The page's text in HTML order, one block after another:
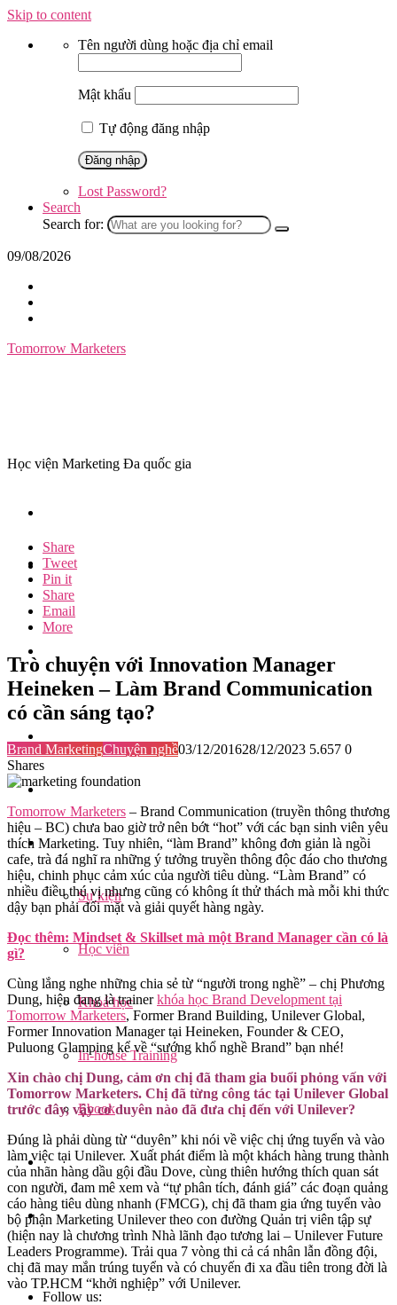
Skip to content
Tên người dùng hoặc địa chỉ email
Mật khẩu
Tự động đăng nhập
Lost Password?
Search
Search for:
09/08/2026
Tomorrow Marketers
Học viện Marketing Đa quốc gia
Sự kiện
Học viên
Khoá học
In-house Training
Ebook
Follow us:
Share
Tweet
Pin it
Share
Email
More
Trò chuyện với Innovation Manager
Heineken – Làm Brand Communication
có cần sáng tạo?
Brand MarketingChuyện nghề03/12/201628/12/2023 5.657 0
Shares
Tomorrow Marketers – Brand Communication (truyền thông thương
hiệu – BC) chưa bao giờ trở nên bớt “hot” với các bạn sinh viên yêu
thích Marketing. Tuy nhiên, “làm Brand” không đơn giản là ngồi
cafe, trà đá nghĩ ra những ý tưởng truyền thông độc đáo cho thương
hiệu, chinh phục cảm xúc của người tiêu dùng. “Làm Brand” có
nhiều điều thú vị nhưng cũng có không ít thử thách mà mỗi khi thức
dậy bạn phải đối mặt và giải quyết hàng ngày.
Đọc thêm: Mindset & Skillset mà một Brand Manager cần có là
gì?
Cùng lắng nghe những chia sẻ từ “người trong nghề” – chị Phương
Dung, hiện đang là trainerkhóa học Brand Development tại
Tomorrow Marketers, Former Brand Building, Unilever Global,
Former Innovation Manager tại Heineken, Founder & CEO,
Puluong Glamping kể về “sướng khổ nghề Brand” bạn nhé!
Xin chào chị Dung, cảm ơn chị đã tham gia buổi phỏng vấn với
Tomorrow Marketers. Chị đã từng công tác tại Unilever Global
trước đây, vậy cơ duyên nào đã đưa chị đến với Unilever?
Đúng là phải dùng từ “duyên” khi nói về việc chị ứng tuyển và vào
làm việc tại Unilever. Xuất phát điểm là một khách hàng trung thành
của nhãn hàng dầu gội đầu Dove, cùng thiên hướng thích quan sát
con người, đam mê xem và “tự phân tích, đánh giá” các đoạn quảng
cáo hàng tiêu dùng nhanh (FMCG), chị đã tham gia ứng tuyển vào
bộ phận Marketing Unilever theo con đường Quản trị viên tập sự
(hiện nay là chương trình Nhà lãnh đạo tương lai – Unilever Future
Leaders Programme). Trải qua 7 vòng thi cả cá nhân lẫn đồng đội,
chị đã may mắn trúng tuyển và có chuyến đi xa đầu tiên trong đời là
vào TP.HCM “khởi nghiệp” với Unilever.